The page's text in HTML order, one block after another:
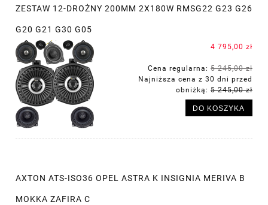
ZESTAW 12-DROŻNY 200MM 2X180W RMSG22 G23 G26
G20 G21 G30 G05
4 795,00 zł
Cena regularna: 5 245,00 zł
Najniższa cena z 30 dni przed
obniżką: 5 245,00 zł
DO KOSZYKA
AXTON ATS-ISO36 OPEL ASTRA K INSIGNIA MERIVA B
MOKKA ZAFIRA C